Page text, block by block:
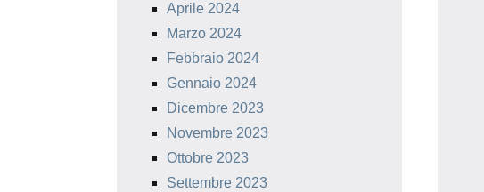
Aprile 2024
Marzo 2024
Febbraio 2024
Gennaio 2024
Dicembre 2023
Novembre 2023
Ottobre 2023
Settembre 2023